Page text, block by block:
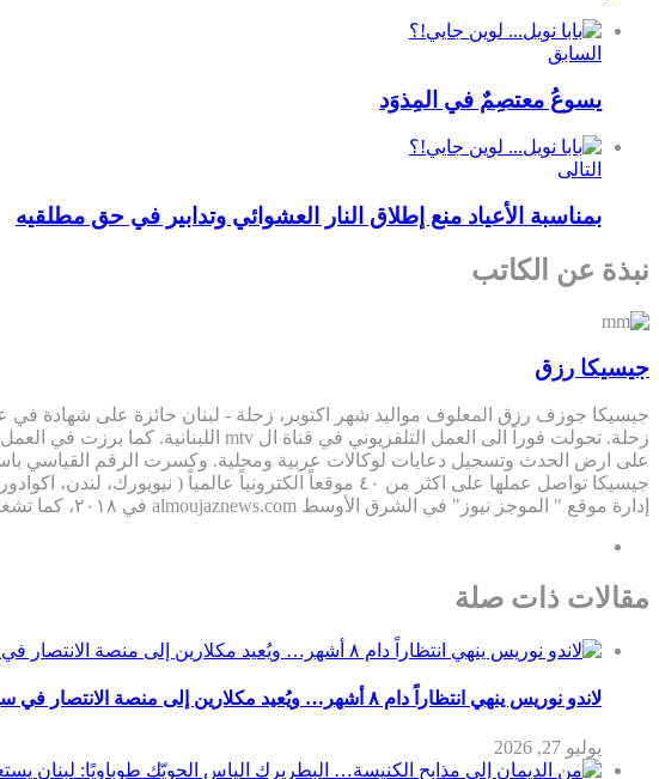
السابق
يسوعُ معتصِمٌ في المِذوَد
التالى
بمناسبة الأعياد منع إطلاق النار العشوائي وتدابير في حق مطلقيه
نبذة عن الكاتب
جيسيكا رزق
جيسيكا جوزف رزق المعلوف مواليد شهر اكتوبر، زحلة - لبنان حائزة على شهادة في
على ارض الحدث وتسجيل دعايات لوكالات عربية ومحلية. وكسرت الرقم القياسي
إدارة موقع " الموجز نيوز" في الشرق الأوسط almoujaznews.com في ٢٠١٨، كما تشغل منصب مديرة تحرير في مواقع: Lebanonnewsnetwork.com "zahletimes.com"
مقالات ذات صلة
لاندو نوريس ينهي انتظاراً دام ٨ أشهر… ويُعيد مكلارين إلى منصة الانتصار في سباق المجر
يوليو 27, 2026